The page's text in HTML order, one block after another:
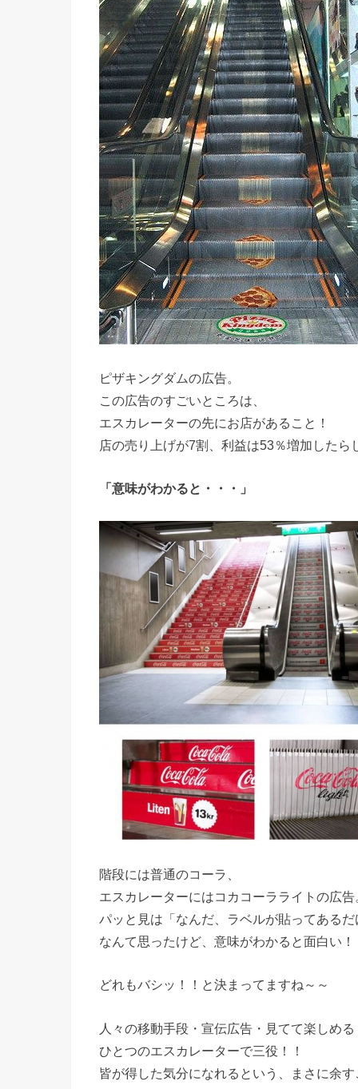
ピザキングダムの広告。
この広告のすごいところは、
エスカレーターの先にお店があること！
店の売り上げが7割、利益は53％増加したら
「意味がわかると・・・」
階段には普通のコーラ、
エスカレーターにはコカコーラライトの広告
パッと見は「なんだ、ラベルが貼ってある
なんて思ったけど、意味がわかると面白い！
どれもバシッ！！と決まってますね～～
人々の移動手段・宣伝広告・見てて楽しめる
ひとつのエスカレーターで三役！！
皆が得した気分になれるという、まさに余